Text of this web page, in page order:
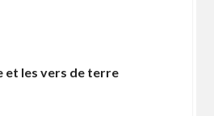
et les vers de terre